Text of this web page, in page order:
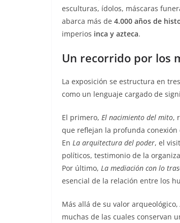
esculturas, ídolos, máscaras
abarca más de 4.000 años de
imperios inca y azteca.
Un recorrido por los
La exposición se estructura en
como un lenguaje cargado de
El primero, El nacimiento del mito,
que reflejan la profunda conexión
En La arquitectura del poder, el
políticos, testimonio de la
Por último, La mediación con lo
esencial de la relación entre los
Más allá de su valor arqueológico,
muchas de las cuales conservan